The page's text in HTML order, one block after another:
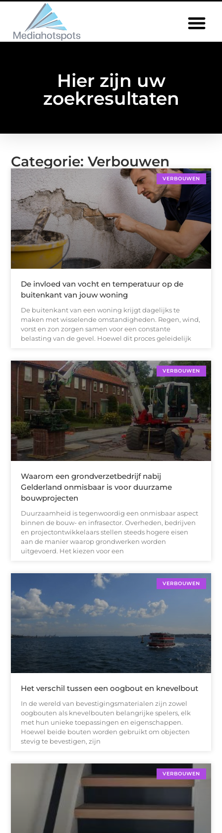
Hier zijn uw
zoekresultaten
Categorie: Verbouwen
VERBOUWEN
De invloed van vocht en temperatuur op de
buitenkant van jouw woning
De buitenkant van een woning krijgt dagelijks te
maken met wisselende omstandigheden. Regen, wind,
vorst en zon zorgen samen voor een constante
belasting van de gevel. Hoewel dit proces geleidelijk
VERBOUWEN
Waarom een grondverzetbedrijf nabij
Gelderland onmisbaar is voor duurzame
bouwprojecten
Duurzaamheid is tegenwoordig een onmisbaar aspect
binnen de bouw- en infrasector. Overheden, bedrijven
en projectontwikkelaars stellen steeds hogere eisen
aan de manier waarop grondwerken worden
uitgevoerd. Het kiezen voor een
VERBOUWEN
Het verschil tussen een oogbout en knevelbout
In de wereld van bevestigingsmaterialen zijn zowel
oogbouten als knevelbouten belangrijke spelers, elk
met hun unieke toepassingen en eigenschappen.
Hoewel beide bouten worden gebruikt om objecten
stevig te bevestigen, zijn
VERBOUWEN